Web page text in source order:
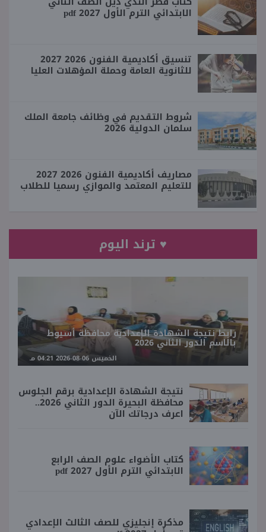
الابتدائي الترم الأول 2027 pdf
تنسيق أكاديمية الفنون 2026 2027
للثانوية العامة وحملة المؤهلات العليا
شروط التقديم في وظائف جامعة الملك
سلمان الدولية 2026
مصاريف أكاديمية الفنون 2026 2027
للتعليم المعتمد والموازي رسميا للطلاب
♥ ترند اليوم
رابط نتيجة الشهادة الإعدادية محافظة أسيوط
بالاسم الدور الثاني 2026
الخميس 06-08-2026 04:21 مـ
نتيجة الشهادة الإعدادية برقم الجلوس
محافظة البحيرة الدور الثاني 2026..
اعرف درجاتك الآن
كتاب الأضواء علوم الصف الرابع
الابتدائي الترم الأول 2027 pdf
مذكرة إنجليزي للصف الثالث الإعدادي